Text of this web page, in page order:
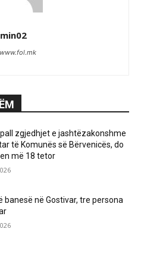
zgjedhjet e jashtëzakonshme
të Komunës së Bërvenicës, do
më 18 tetor
banesë në Gostivar, tre persona